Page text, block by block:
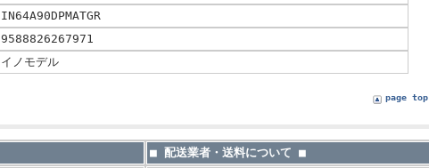
IN64A90DPMATGR
9588826267971
イノモデル
page top
■ 配送業者・送料について ■